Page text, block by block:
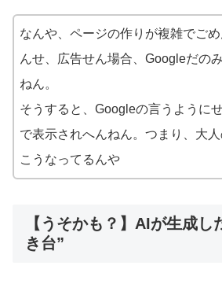
なんや、ページの作りが複雑でご
んせ、広告せん場合、Googleだの
ねん。
そうすると、Googleの言うように
で表示されへんねん。つまり、大
こうなってるんや
【うそかも？】AIが生成し
き台”